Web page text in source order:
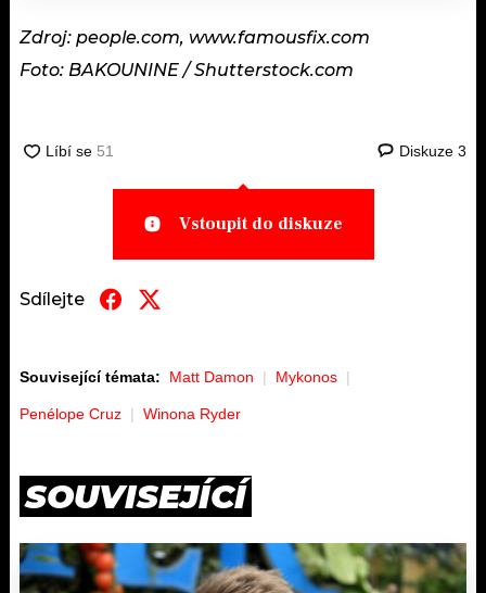
Zdroj: people.com, www.famousfix.com
Foto: BAKOUNINE / Shutterstock.com
Diskuze 3
Vstoupit do diskuze
Sdílejte
Související témata: Matt Damon Mykonos
Penélope Cruz Winona Ryder
SOUVISEJÍCÍ